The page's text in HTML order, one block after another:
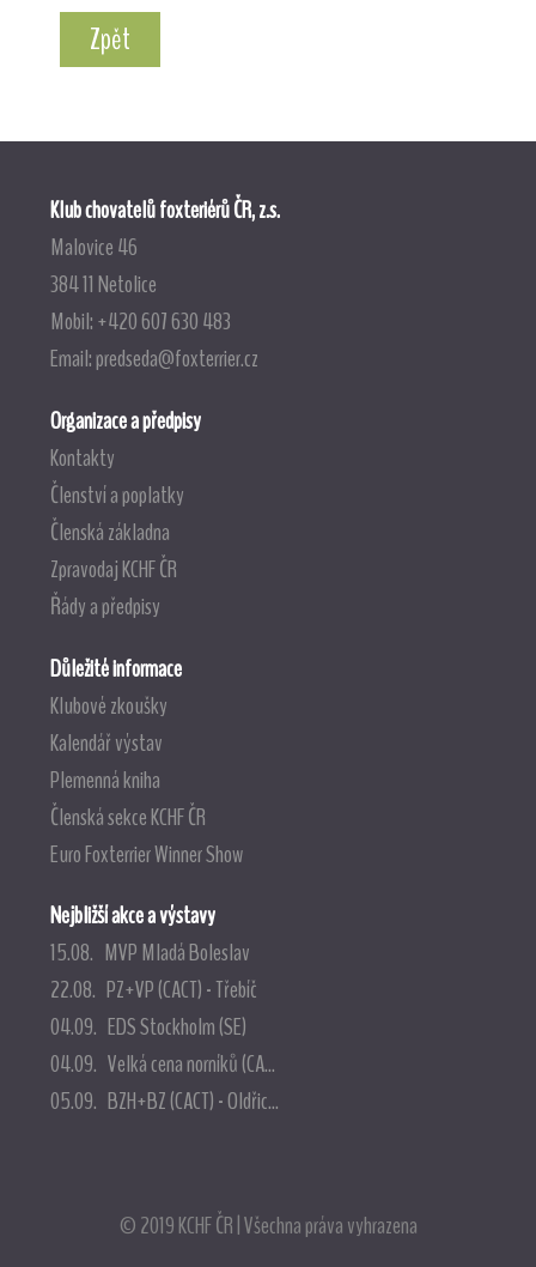
Zpět
Klub chovatelů foxteriérů ČR, z.s.
Malovice 46
384 11 Netolice
Mobil: +420 607 630 483
Email:predseda@foxterrier.cz
Organizace a předpisy
Kontakty
Členství a poplatky
Členská základna
Zpravodaj KCHF ČR
Řády a předpisy
Důležité informace
Klubové zkoušky
Kalendář výstav
Plemenná kniha
Členská sekce KCHF ČR
Euro Foxterrier Winner Show
Nejbližší akce a výstavy
15.08. MVP Mladá Boleslav
22.08. PZ+VP (CACT) - Třebíč
04.09. EDS Stockholm (SE)
04.09. Velká cena norníků (CA...
05.09. BZH+BZ (CACT) - Oldřic...
© 2019 KCHF ČR | Všechna práva vyhrazena